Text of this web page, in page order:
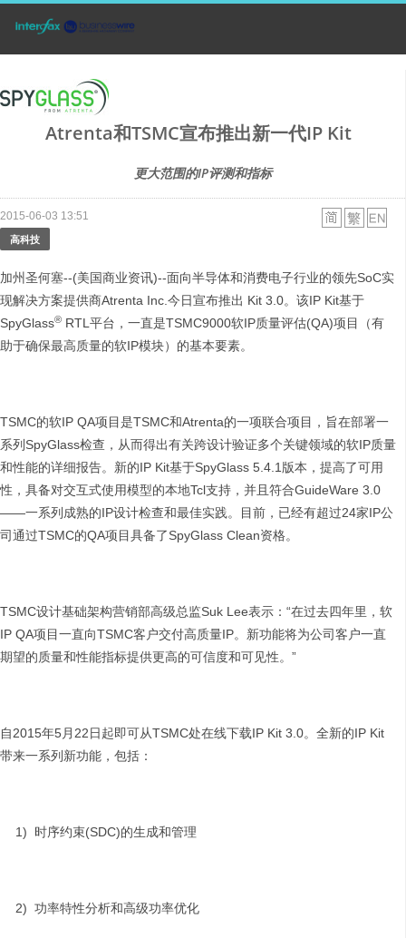
Atrenta和TSMC宣布推出新一代IP Kit
更大范围的IP评测和指标
2015-06-03 13:51
高科技
加州圣何塞--(美国商业资讯)--面向半导体和消费电子行业的领先SoC实
现解决方案提供商Atrenta Inc.今日宣布推出 Kit 3.0。该IP Kit基于
SpyGlass® RTL平台，一直是TSMC9000软IP质量评估(QA)项目（有
助于确保最高质量的软IP模块）的基本要素。
TSMC的软IP QA项目是TSMC和Atrenta的一项联合项目，旨在部署一
系列SpyGlass检查，从而得出有关跨设计验证多个关键领域的软IP质量
和性能的详细报告。新的IP Kit基于SpyGlass 5.4.1版本，提高了可用
性，具备对交互式使用模型的本地Tcl支持，并且符合GuideWare 3.0
——一系列成熟的IP设计检查和最佳实践。目前，已经有超过24家IP公
司通过TSMC的QA项目具备了SpyGlass Clean资格。
TSMC设计基础架构营销部高级总监Suk Lee表示：“在过去四年里，软
IP QA项目一直向TSMC客户交付高质量IP。新功能将为公司客户一直
期望的质量和性能指标提供更高的可信度和可见性。”
自2015年5月22日起即可从TSMC处在线下载IP Kit 3.0。全新的IP Kit
带来一系列新功能，包括：
1) 时序约束(SDC)的生成和管理
2) 功率特性分析和高级功率优化